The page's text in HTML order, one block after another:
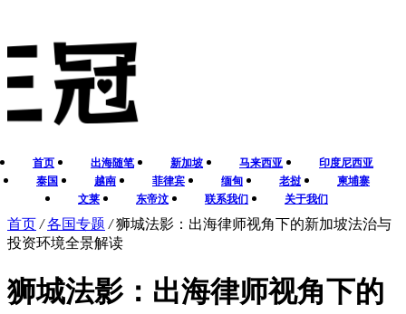
首页 出海随笔 新加坡 马来西亚
印度尼西亚
泰国
越南 菲律宾 缅甸 老挝
柬埔寨
文莱
东帝汶 联系我们 关于我们
首页 / 各国专题 / 狮城法影：出海律师视角下的新加坡法治与
投资环境全景解读
狮城法影：出海律师视角下的